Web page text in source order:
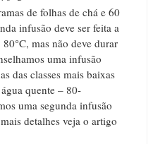
de folhas de chá e 60
infusão deve ser feita a
mas não deve durar
uma infusão
das classes mais baixas
quente – 80-
uma segunda infusão
detalhes veja o artigo